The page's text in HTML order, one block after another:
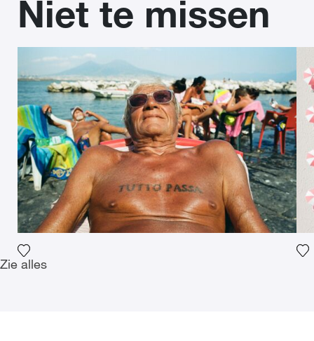
Niet te missen
Voeg het product toe aan mijn verlanglijst
Zie alles